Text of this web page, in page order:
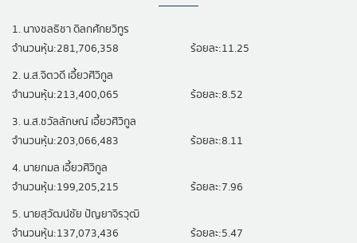
1. นางชลธิชา ดิลกศักยวิทูร
จำนวนหุ้น:281,706,358
ร้อยละ:11.25
2. น.ส.จิตวดี เอี้ยวศิวิกูล
จำนวนหุ้น:213,400,065
ร้อยละ:8.52
3. น.ส.ชวัลลักษณ์ เอี้ยวศิวิกูล
จำนวนหุ้น:203,066,483
ร้อยละ:8.11
4. นายกมล เอี้ยวศิวิกูล
จำนวนหุ้น:199,205,215
ร้อยละ:7.96
5. นายสุวัฒน์ชัย ปัญยาจิรวุฒิ
จำนวนหุ้น:137,073,436
ร้อยละ:5.47